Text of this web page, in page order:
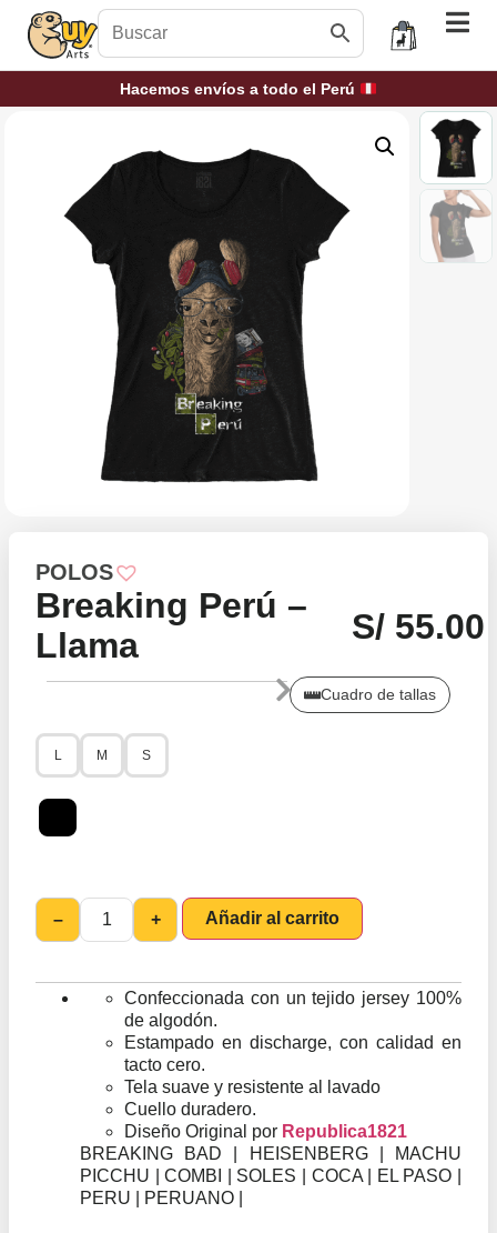
Hacemos envíos a todo el Perú
POLOS
Breaking Perú –
Llama
S/ 55.00
Cuadro de tallas
L M S
– + Añadir al carrito
Confeccionada con un tejido jersey 100%
de algodón.
Estampado en discharge, con calidad en
tacto cero.
Tela suave y resistente al lavado
Cuello duradero.
Diseño Original por Republica1821
BREAKING BAD | HEISENBERG | MACHU
PICCHU | COMBI | SOLES | COCA | EL PASO |
PERU | PERUANO |